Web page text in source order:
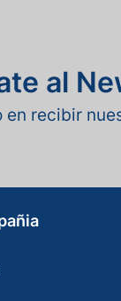
al
en recibir